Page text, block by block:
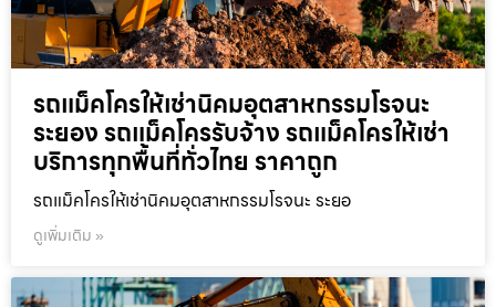
รถแม็คโครให้เช่านิคมอุตสาหกรรมโรจนะ
ระยอง รถแม็คโครรับจ้าง รถแม็คโครให้เช่า
บริการทุกพื้นที่ทั่วไทย ราคาถูก
รถแม็คโครให้เช่านิคมอุตสาหกรรมโรจนะ ระยอ
ดูเพิ่มเติม »